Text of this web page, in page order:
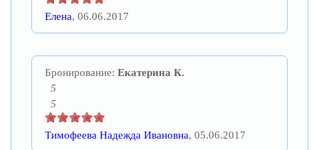
Елена, 06.06.2017
Бронирование: Екатерина К.
5
5
Тимофеева Надежда Ивановна, 05.06.2017